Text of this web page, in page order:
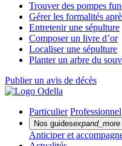
Trouver des pompes
Gérer les formalités
Entretenir une sépulture
Composer un livre d’or
Localiser une sépulture
Planter un arbre du
Publier un avis de décès
Particulier Professionnel
Nos guidesexpand_more
Anticiper et